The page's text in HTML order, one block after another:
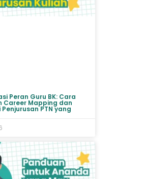
Peran Guru BK: Cara
Career Mapping dan
PTN yang